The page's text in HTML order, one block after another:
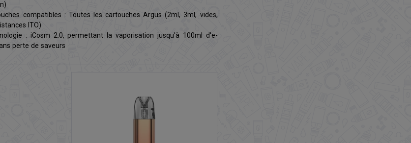
compatibles : Toutes les cartouches Argus (2ml, 3ml, vides,
ITO)
: iCosm 2.0, permettant la vaporisation jusqu'à 100ml d'e-
perte de saveurs